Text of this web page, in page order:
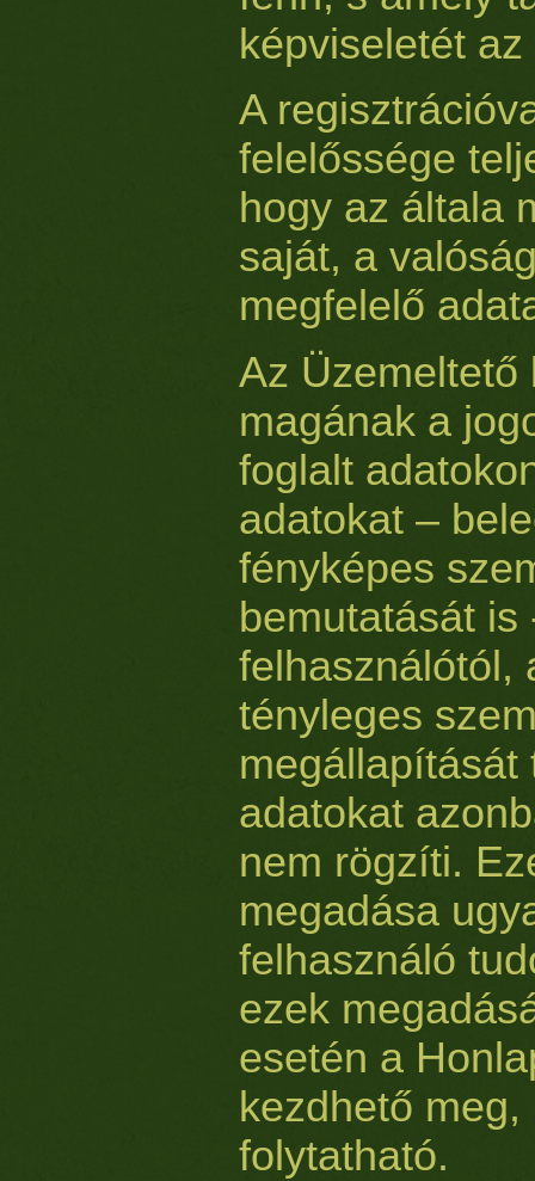
képviseletét
A
felelőssége
hogy az általa
saját, a
megfelelő
Az Üzemeltető
magának a
foglalt
adatokat –
fényképes
bemutatását is
felhasználótól,
tényleges
megállapítását
adatokat
nem rögzíti.
megadása
felhasználó
ezek
esetén a
kezdhető
folytatható.